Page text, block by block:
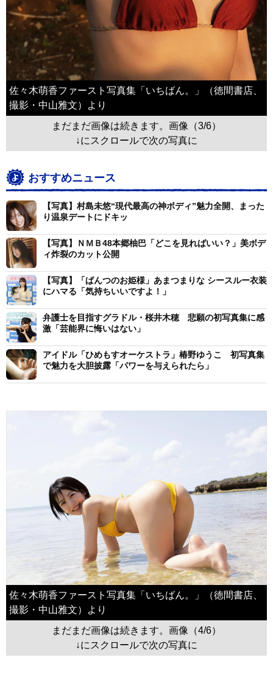
佐々木萌香ファースト写真集「いちばん。」（徳間書店、
撮影・中山雅文）より
まだまだ画像は続きます。画像（3/6）
↓にスクロールで次の写真に
おすすめニュース
【写真】村島未悠“現代最高の神ボディ”魅力全開、まった
り温泉デートにドキッ
【写真】ＮＭＢ48本郷柚巴「どこを見ればいい？」美ボデ
ィ炸裂のカット公開
【写真】「ぱんつのお姫様」あまつまりな シースルー衣装
にハマる「気持ちいいですよ！」
弁護士を目指すグラドル・桜井木穂 悲願の初写真集に感
激「芸能界に悔いはない」
アイドル「ひめもすオーケストラ」椿野ゆうこ 初写真集
で魅力を大胆披露「パワーを与えられたら」
佐々木萌香ファースト写真集「いちばん。」（徳間書店、
撮影・中山雅文）より
まだまだ画像は続きます。画像（4/6）
↓にスクロールで次の写真に